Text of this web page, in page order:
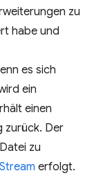
zu
habe und
es sich
ein
einen
zurück. Der
zu
erfolgt.